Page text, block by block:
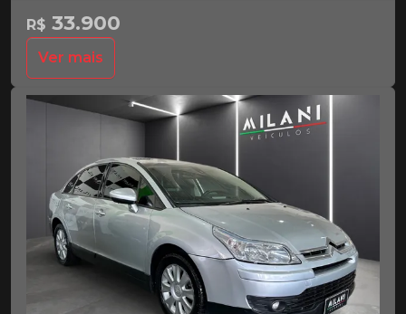
R$ 33.900
Ver mais